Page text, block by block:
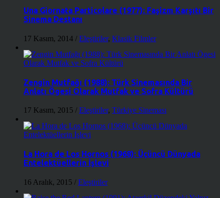
Una Giornata Particolare (1977): Faşizm Karşıtı Bir
Sinema Destanı
17 Kasım, 2014 / Eleştiriler, Klasik Filmler
Zengin Mutfağı (1988): Türk Sinemasında Bir
Anlatı Ögesi Olarak Mutfak ve Sofra Kültürü
17 Kasım, 2015 / Eleştiriler, Türkiye Sineması
La Hora de Los Hornos (1968): Üçüncü Dünyada
Entelektüellerin İşlevi
16 Aralık, 2015 / Eleştiriler